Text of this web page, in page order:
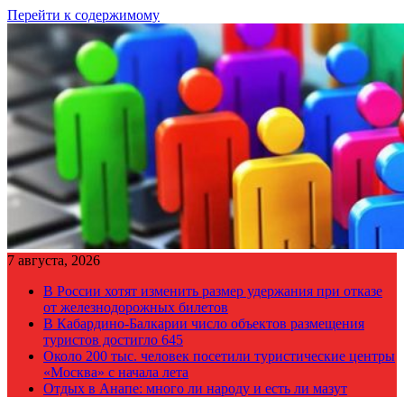
Перейти к содержимому
7 августа, 2026
В России хотят изменить размер удержания при отказе
от железнодорожных билетов
В Кабардино-Балкарии число объектов размещения
туристов достигло 645
Около 200 тыс. человек посетили туристические центры
«Москва» с начала лета
Отдых в Анапе: много ли народу и есть ли мазут